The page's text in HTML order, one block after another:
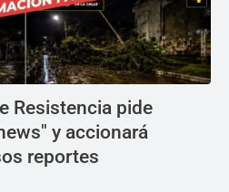
Resistencia pide
y accionará
reportes